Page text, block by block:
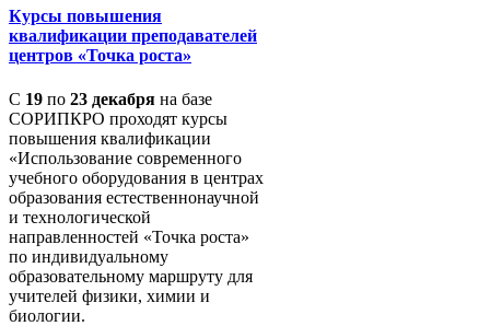
Курсы повышения
квалификации преподавателей
центров «Точка роста»
С 19 по 23 декабря на базе
СОРИПКРО проходят курсы
повышения квалификации
«Использование современного
учебного оборудования в центрах
образования естественнонаучной
и технологической
направленностей «Точка роста»
по индивидуальному
образовательному маршруту для
учителей физики, химии и
биологии.